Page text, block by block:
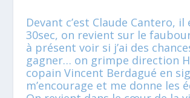
Devant c’est Claude Cantero, il
30sec, on revient sur le
à présent voir si j’ai des
gagner… on grimpe direction
copain Vincent Berdagué en
m’encourage et me donne les